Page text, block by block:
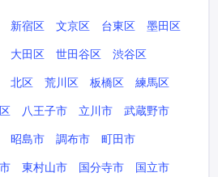
新宿区 文京区 台東区 墨田区
大田区 世田谷区 渋谷区
北区 荒川区 板橋区 練馬区
八王子市 立川市 武蔵野市
昭島市 調布市 町田市
東村山市 国分寺市 国立市